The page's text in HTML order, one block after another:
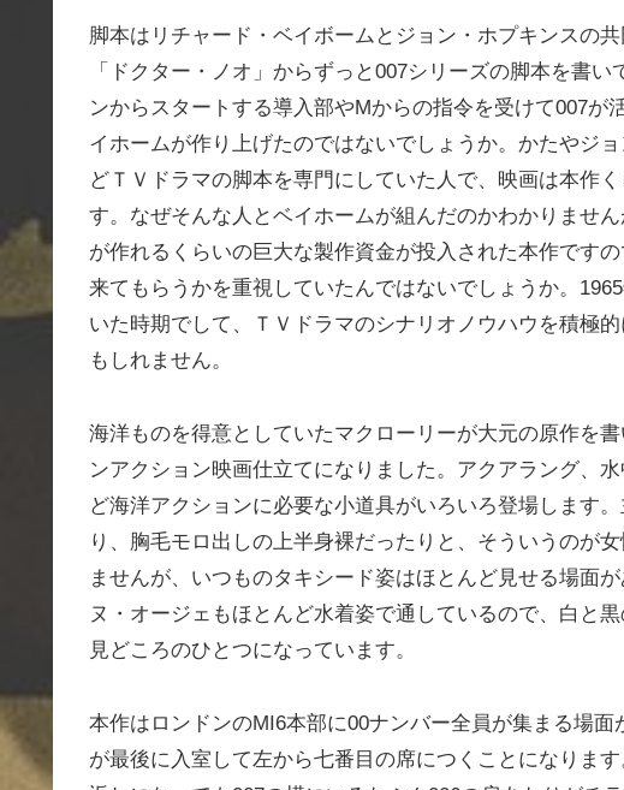
脚本はリチャード・ベイボームとジョン・ホプキンスの
「ドクター・ノオ」からずっと007シリーズの脚本を書
ンからスタートする導入部やMからの指令を受けて007
イホームが作り上げたのではないでしょうか。かたやジ
どＴＶドラマの脚本を専門にしていた人で、映画は本作
す。なぜそんな人とベイホームが組んだのかわかりませ
が作れるくらいの巨大な製作資金が投入された本作です
来てもらうかを重視していたんではないでしょうか。
いた時期でして、ＴＶドラマのシナリオノウハウを積極
もしれません。
海洋ものを得意としていたマクローリーが大元の原作を
ンアクション映画仕立てになりました。アクアラング、
ど海洋アクションに必要な小道具がいろいろ登場します
り、胸毛モロ出しの上半身裸だったりと、そういうのが
ませんが、いつものタキシード姿はほとんど見せる場面
ヌ・オージェもほとんど水着姿で通しているので、白と
見どころのひとつになっています。
本作はロンドンのMI6本部に00ナンバー全員が集まる場
が最後に入室して左から七番目の席につくことになりま